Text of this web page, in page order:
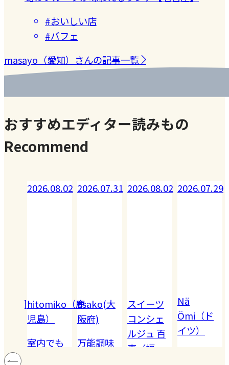
#おいしい店
#パフェ
masayo（愛知）さんの記事一覧
おすすめエディター読みもの
Recommend
（鹿
!! 愛
2026.07.31
asako(大
阪府)
万能調味
2026.08.02
スイーツ
コンシェ
恵（福
2026.07.29
Nä
Ömi（ド
イツ）
2026.07.28
Akiko（愛
知）